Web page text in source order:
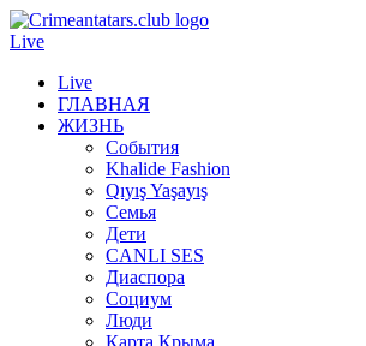
Live
Live
ГЛАВНАЯ
ЖИЗНЬ
События
Khalide Fashion
Qıyış Yaşayış
Семья
Дети
CANLI SES
Диаспора
Социум
Люди
Карта Крыма